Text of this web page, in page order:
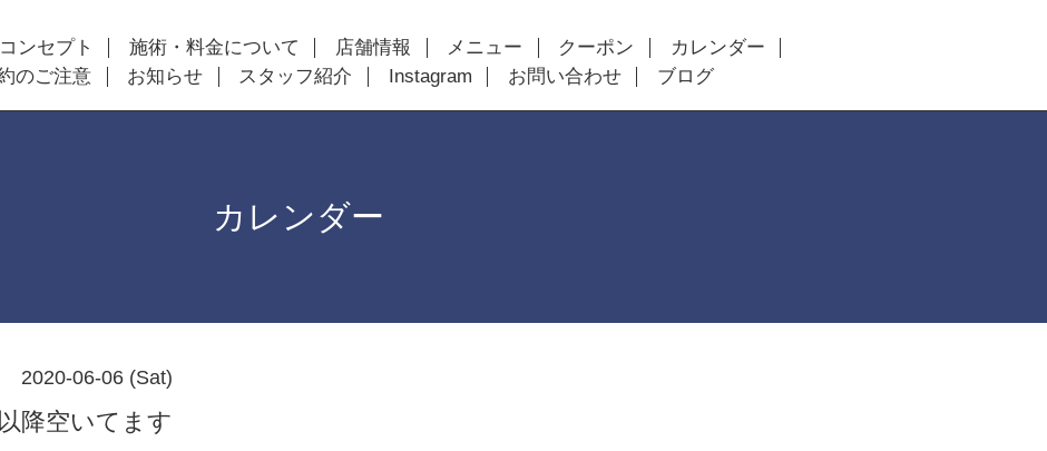
ンセプト 施術・料金について 店舗情報 メニュー クーポン
カレンダー
のご注意
お知らせ スタッフ紹介 Instagram お問い合わせ ブログ
カレンダー
2020-06-06 (Sat)
降空いてます